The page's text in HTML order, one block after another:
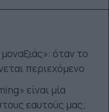
όταν το
περιεχόμενο
είναι μία
εαυτούς μας;